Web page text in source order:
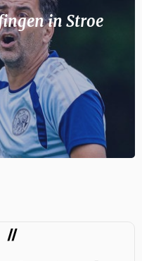
in Stroe